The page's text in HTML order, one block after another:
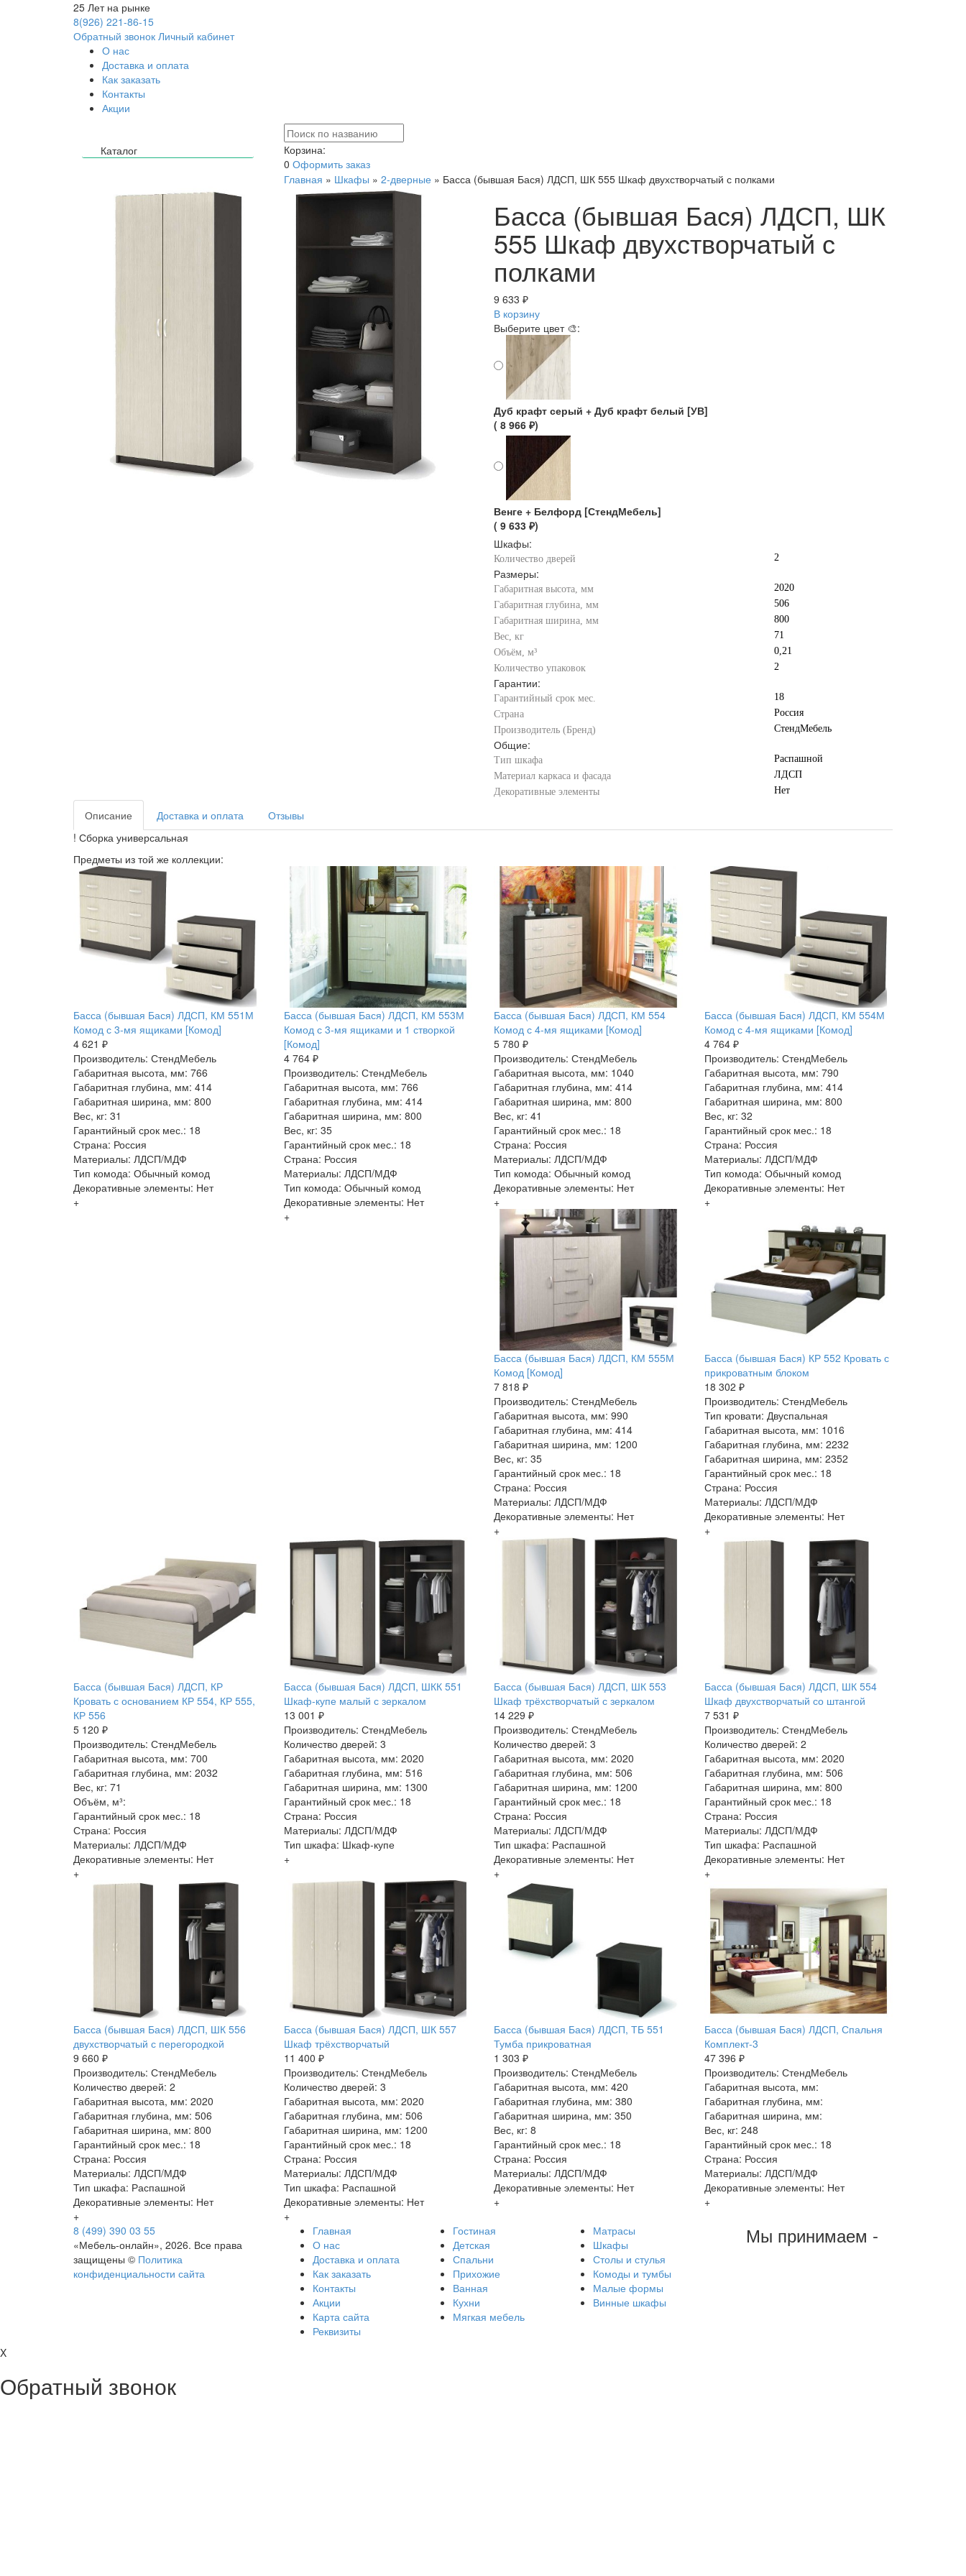
25 Лет на рынке
8(926) 221-86-15
Обратный звонок Личный кабинет
О нас
Доставка и оплата
Как заказать
Контакты
Акции
Каталог
Корзина:
0 Оформить заказ
Главная » Шкафы » 2-дверные » Басса (бывшая Бася) ЛДСП, ШК 555 Шкаф двухстворчатый с полками
Басса (бывшая Бася) ЛДСП, ШК
555 Шкаф двухстворчатый с
полками
9 633 ₽
В корзину
Выберите цвет 🎨:
Дуб крафт серый + Дуб крафт белый [УВ]
( 8 966 ₽)
Венге + Белфорд [СтендМебель]
( 9 633 ₽)
Шкафы:
Количество дверей 2
Размеры:
Габаритная высота, мм
2020
Габаритная глубина, мм
506
Габаритная ширина, мм
800
Вес, кг
71
Объём, м³
0,21
Количество упаковок
2
Гарантии:
Гарантийный срок мес.
18
Страна
Россия
Производитель (Бренд)
СтендМебель
Общие:
Тип шкафа
Распашной
Материал каркаса и фасада
ЛДСП
Декоративные элементы
Нет
Описание Доставка и оплата
Отзывы
! Сборка универсальная
Предметы из той же коллекции:
Басса (бывшая Бася) ЛДСП, КМ 551М
Комод с 3-мя ящиками [Комод]
4 621 ₽
Производитель: СтендМебель
Габаритная высота, мм: 766
Габаритная глубина, мм: 414
Габаритная ширина, мм: 800
Вес, кг: 31
Гарантийный срок мес.: 18
Страна: Россия
Материалы: ЛДСП/МДФ
Тип комода: Обычный комод
Декоративные элементы: Нет
+
Басса (бывшая Бася) ЛДСП, КМ 553М
Комод с 3-мя ящиками и 1 створкой
[Комод]
4 764 ₽
Производитель: СтендМебель
Габаритная высота, мм: 766
Габаритная глубина, мм: 414
Габаритная ширина, мм: 800
Вес, кг: 35
Гарантийный срок мес.: 18
Страна: Россия
Материалы: ЛДСП/МДФ
Тип комода: Обычный комод
Декоративные элементы: Нет
+
Басса (бывшая Бася) ЛДСП, КМ 554
Комод с 4-мя ящиками [Комод]
5 780 ₽
Производитель: СтендМебель
Габаритная высота, мм: 1040
Габаритная глубина, мм: 414
Габаритная ширина, мм: 800
Вес, кг: 41
Гарантийный срок мес.: 18
Страна: Россия
Материалы: ЛДСП/МДФ
Тип комода: Обычный комод
Декоративные элементы: Нет
+
Басса (бывшая Бася) ЛДСП, КМ 554М
Комод с 4-мя ящиками [Комод]
4 764 ₽
Производитель: СтендМебель
Габаритная высота, мм: 790
Габаритная глубина, мм: 414
Габаритная ширина, мм: 800
Вес, кг: 32
Гарантийный срок мес.: 18
Страна: Россия
Материалы: ЛДСП/МДФ
Тип комода: Обычный комод
Декоративные элементы: Нет
+
Басса (бывшая Бася) ЛДСП, КМ 555М
Комод [Комод]
7 818 ₽
Производитель: СтендМебель
Габаритная высота, мм: 990
Габаритная глубина, мм: 414
Габаритная ширина, мм: 1200
Вес, кг: 35
Гарантийный срок мес.: 18
Страна: Россия
Материалы: ЛДСП/МДФ
Декоративные элементы: Нет
+
Басса (бывшая Бася) КР 552 Кровать с
прикроватным блоком
18 302 ₽
Производитель: СтендМебель
Тип кровати: Двуспальная
Габаритная высота, мм: 1016
Габаритная глубина, мм: 2232
Габаритная ширина, мм: 2352
Гарантийный срок мес.: 18
Страна: Россия
Материалы: ЛДСП/МДФ
Декоративные элементы: Нет
+
Басса (бывшая Бася) ЛДСП, КР
Кровать с основанием КР 554, КР 555,
КР 556
5 120 ₽
Производитель: СтендМебель
Габаритная высота, мм: 700
Габаритная глубина, мм: 2032
Вес, кг: 71
Объём, м³:
Гарантийный срок мес.: 18
Страна: Россия
Материалы: ЛДСП/МДФ
Декоративные элементы: Нет
+
Басса (бывшая Бася) ЛДСП, ШКК 551
Шкаф-купе малый с зеркалом
13 001 ₽
Производитель: СтендМебель
Количество дверей: 3
Габаритная высота, мм: 2020
Габаритная глубина, мм: 516
Габаритная ширина, мм: 1300
Гарантийный срок мес.: 18
Страна: Россия
Материалы: ЛДСП/МДФ
Тип шкафа: Шкаф-купе
+
Басса (бывшая Бася) ЛДСП, ШК 553
Шкаф трёхстворчатый с зеркалом
14 229 ₽
Производитель: СтендМебель
Количество дверей: 3
Габаритная высота, мм: 2020
Габаритная глубина, мм: 506
Габаритная ширина, мм: 1200
Гарантийный срок мес.: 18
Страна: Россия
Материалы: ЛДСП/МДФ
Тип шкафа: Распашной
Декоративные элементы: Нет
+
Басса (бывшая Бася) ЛДСП, ШК 554
Шкаф двухстворчатый со штангой
7 531 ₽
Производитель: СтендМебель
Количество дверей: 2
Габаритная высота, мм: 2020
Габаритная глубина, мм: 506
Габаритная ширина, мм: 800
Гарантийный срок мес.: 18
Страна: Россия
Материалы: ЛДСП/МДФ
Тип шкафа: Распашной
Декоративные элементы: Нет
+
Басса (бывшая Бася) ЛДСП, ШК 556
двухстворчатый с перегородкой
9 660 ₽
Производитель: СтендМебель
Количество дверей: 2
Габаритная высота, мм: 2020
Габаритная глубина, мм: 506
Габаритная ширина, мм: 800
Гарантийный срок мес.: 18
Страна: Россия
Материалы: ЛДСП/МДФ
Тип шкафа: Распашной
Декоративные элементы: Нет
+
Басса (бывшая Бася) ЛДСП, ШК 557
Шкаф трёхстворчатый
11 400 ₽
Производитель: СтендМебель
Количество дверей: 3
Габаритная высота, мм: 2020
Габаритная глубина, мм: 506
Габаритная ширина, мм: 1200
Гарантийный срок мес.: 18
Страна: Россия
Материалы: ЛДСП/МДФ
Тип шкафа: Распашной
Декоративные элементы: Нет
+
Басса (бывшая Бася) ЛДСП, ТБ 551
Тумба прикроватная
1 303 ₽
Производитель: СтендМебель
Габаритная высота, мм: 420
Габаритная глубина, мм: 380
Габаритная ширина, мм: 350
Вес, кг: 8
Гарантийный срок мес.: 18
Страна: Россия
Материалы: ЛДСП/МДФ
Декоративные элементы: Нет
+
Басса (бывшая Бася) ЛДСП, Спальня
Комплект-3
47 396 ₽
Производитель: СтендМебель
Габаритная высота, мм:
Габаритная глубина, мм:
Габаритная ширина, мм:
Вес, кг: 248
Гарантийный срок мес.: 18
Страна: Россия
Материалы: ЛДСП/МДФ
Декоративные элементы: Нет
+
8 (499) 390 03 55
«Мебель-онлайн», 2026. Все права
защищены © Политика
конфиденциальности сайта
Главная
О нас
Доставка и оплата
Как заказать
Контакты
Акции
Карта сайта
Реквизиты
Гостиная
Детская
Спальни
Прихожие
Ванная
Кухни
Мягкая мебель
Матрасы
Шкафы
Столы и стулья
Комоды и тумбы
Малые формы
Винные шкафы
Мы принимаем -
X
Обратный звонок